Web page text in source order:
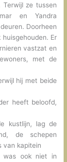
ze tussen
en Yandra
Doorheen
Er
vastzat en
met de
hij met beide
heeft beloofd,
kustlijn, lag de
de schepen
van kapitein
was ook niet in